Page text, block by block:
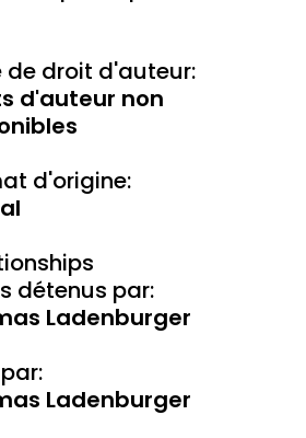
de droit d'auteur:
d'auteur non
d'origine:
détenus par:
Ladenburger
Ladenburger